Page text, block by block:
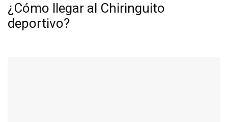
¿Cómo llegar al Chiringuito
deportivo?